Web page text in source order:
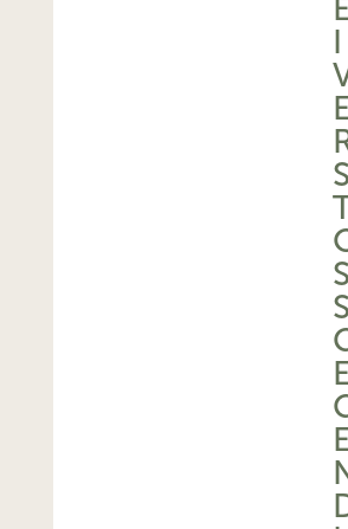
I
S
SS
G